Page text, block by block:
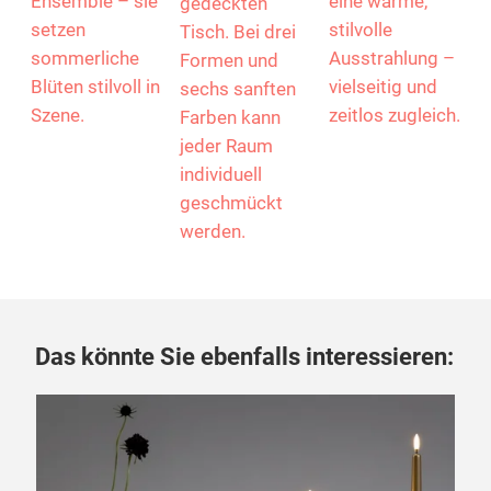
Ensemble – sie
setzen
sommerliche
Blüten stilvoll in
Szene.
gedeckten
Tisch. Bei drei
Formen und
sechs sanften
Farben kann
jeder Raum
individuell
geschmückt
werden.
eine warme,
stilvolle
Ausstrahlung –
vielseitig und
zeitlos zugleich.
Das könnte Sie ebenfalls interessieren: